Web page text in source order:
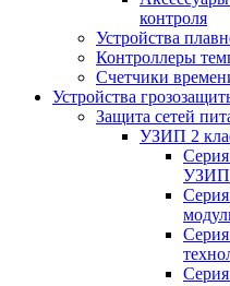
контроля
Устройства
Контроллеры
Счетчики
Устройства
Защита сетей
УЗИП 2
УЗИП